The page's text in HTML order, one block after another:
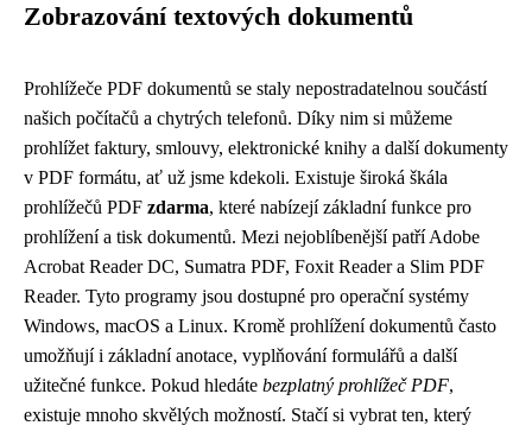
Zobrazování textových dokumentů
Prohlížeče PDF dokumentů se staly nepostradatelnou součástí
našich počítačů a chytrých telefonů. Díky nim si můžeme
prohlížet faktury, smlouvy, elektronické knihy a další dokumenty
v PDF formátu, ať už jsme kdekoli. Existuje široká škála
prohlížečů PDF zdarma, které nabízejí základní funkce pro
prohlížení a tisk dokumentů. Mezi nejoblíbenější patří Adobe
Acrobat Reader DC, Sumatra PDF, Foxit Reader a Slim PDF
Reader. Tyto programy jsou dostupné pro operační systémy
Windows, macOS a Linux. Kromě prohlížení dokumentů často
umožňují i základní anotace, vyplňování formulářů a další
užitečné funkce. Pokud hledáte bezplatný prohlížeč PDF,
existuje mnoho skvělých možností. Stačí si vybrat ten, který